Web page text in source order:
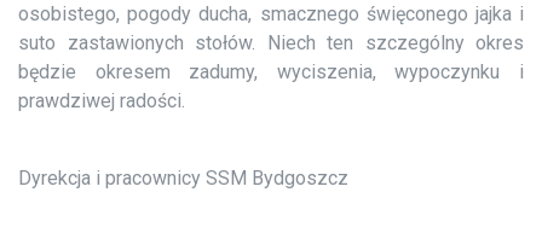
osobistego, pogody ducha, smacznego święconego jajka i
suto zastawionych stołów. Niech ten szczególny okres
będzie okresem zadumy, wyciszenia, wypoczynku i
prawdziwej radości.
Dyrekcja i pracownicy SSM Bydgoszcz